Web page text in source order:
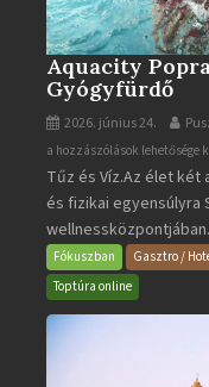
Aquacity
Gyógyfürdő
2026. június 24.
Aquacity
Poprad
·
Wellness
és
Gyógyfürdő
a hozzászólások lehetősége
Tűz és Víz.Az élet két
és fizikai egyensúlyra
Fókuszban Gasztro /
Toptúra online